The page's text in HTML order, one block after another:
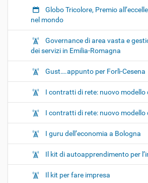
Globo Tricolore, Premio
nel mondo
Governance di area vasta e
dei servizi in Emilia-Romagna
Gust….appunto per Forlì-Cesena
I contratti di rete: nuovo modello
I contratti di rete: nuovo modello
I guru dell’economia a Bologna
Il kit di autoapprendimento per
Il kit per fare impresa